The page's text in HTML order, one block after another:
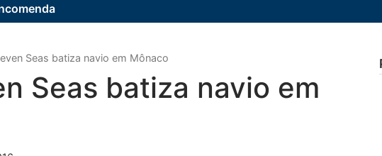
Seas batiza navio em Mônaco
Seas batiza navio em